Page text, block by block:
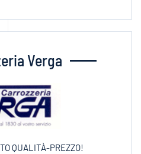
Verga
QUALITÀ-PREZZO!